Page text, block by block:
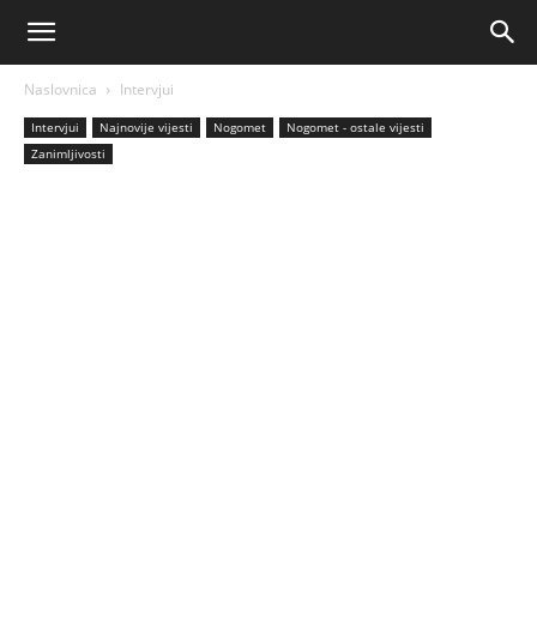
Naslovnica Intervjui
Intervjui Najnovije vijesti Nogomet
Nogomet - ostale vijesti
Zanimljivosti